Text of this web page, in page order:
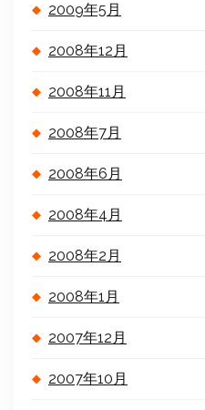
2009年5月
2008年12月
2008年11月
2008年7月
2008年6月
2008年4月
2008年2月
2008年1月
2007年12月
2007年10月